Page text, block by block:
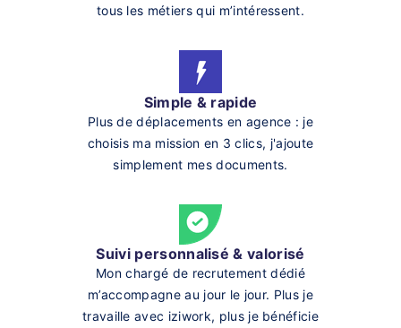
tous les métiers qui m’intéressent.
Simple & rapide
Plus de déplacements en agence : je
choisis ma mission en 3 clics, j'ajoute
simplement mes documents.
Suivi personnalisé & valorisé
Mon chargé de recrutement dédié
m’accompagne au jour le jour. Plus je
travaille avec iziwork, plus je bénéficie